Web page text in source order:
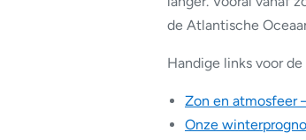
de Atlantische
Handige links voor
Zon en atmosfeer
Onze